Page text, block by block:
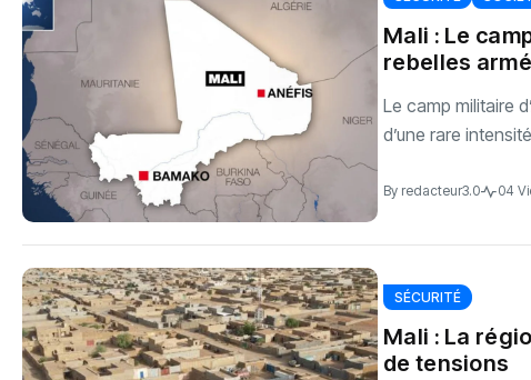
Mali : Le
rebelles
Le camp militaire
d’une rare
By redacteur3.0 04
SÉCURITÉ
Mali : La
de tensions